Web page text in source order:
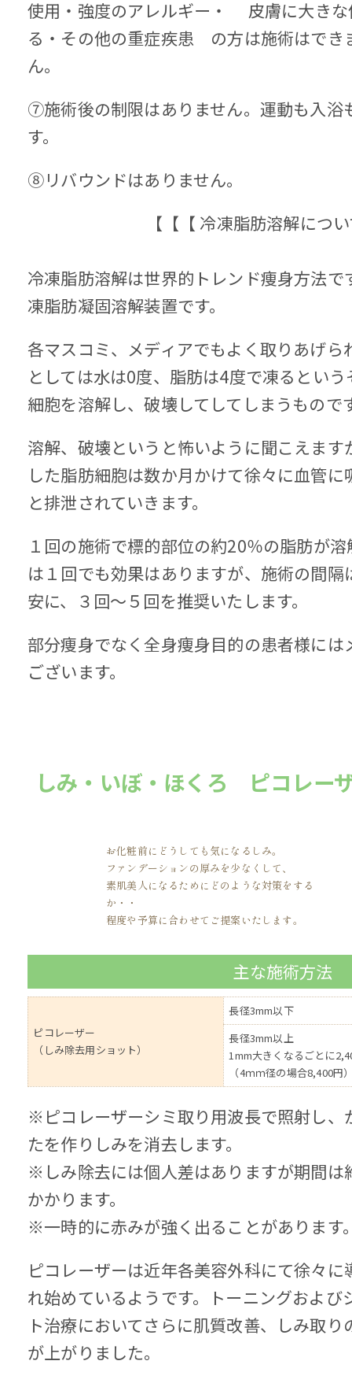
使用・強度のアレルギー・ 皮膚に大きな
る・その他の重症疾患 の方は施術はでき
ん。
⑦施術後の制限はありません。運動も入浴
す。
⑧リバウンドはありません。
【【【 冷凍脂肪溶解につ
冷凍脂肪溶解は世界的トレンド痩身方法
凍脂肪凝固溶解装置です。
各マスコミ、メディアでもよく取りあげら
としては水は0度、脂肪は4度で凍るとい
細胞を溶解し、破壊してしてしまうもので
溶解、破壊というと怖いように聞こえま
した脂肪細胞は数か月かけて徐々に血管
と排泄されていきます。
１回の施術で標的部位の約20％の脂肪が
は１回でも効果はありますが、施術の間
安に、３回～５回を推奨いたします。
部分痩身でなく全身痩身目的の患者様には
ございます。
しみ・いぼ・ほくろ ピコレー
お化粧前にどうしても気になるしみ。
ファンデーションの厚みを少なくして、
素肌美人になるためにどのような対策をする
か・・
程度や予算に合わせてご提案いたします。
主な施術方法
ピコレーザー
（しみ除去用ショット）
長径3mm以下
長径3mm以上
1mm大きくなるごとに
（4ｍｍ径の場合8,400円
※ピコレーザーシミ取り用波長で照射し、
たを作りしみを消去します。
※しみ除去には個人差はありますが期間は
かかります。
※一時的に赤みが強く出ることがあります
ピコレーザーは近年各美容外科にて徐々に
れ始めているようです。トーニングおよび
ト治療においてさらに肌質改善、しみ取り
が上がりました。